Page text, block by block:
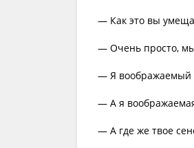
— Как это вы
— Очень просто,
— Я воображаемый
— А я
— А где же твое